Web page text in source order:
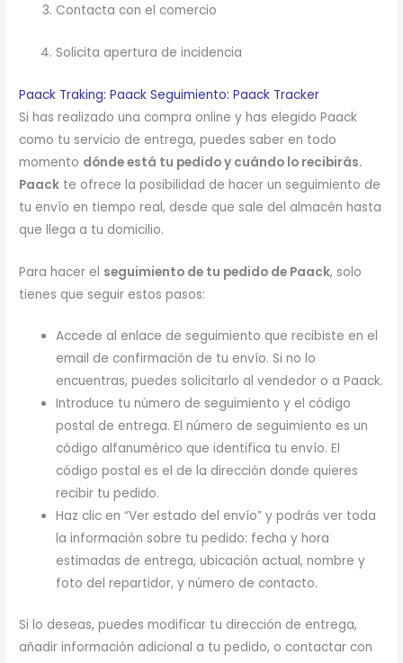
Contacta con el comercio
Solicita apertura de incidencia
Paack Traking: Paack Seguimiento: Paack Tracker
Si has realizado una compra online y has elegido Paack
como tu servicio de entrega, puedes saber en todo
momento dónde está tu pedido y cuándo lo recibirás.
Paack te ofrece la posibilidad de hacer un seguimiento de
tu envío en tiempo real, desde que sale del almacén hasta
que llega a tu domicilio.
Para hacer el seguimiento de tu pedido de Paack, solo
tienes que seguir estos pasos:
Accede al enlace de seguimiento que recibiste en el
email de confirmación de tu envío. Si no lo
encuentras, puedes solicitarlo al vendedor o a Paack.
Introduce tu número de seguimiento y el código
postal de entrega. El número de seguimiento es un
código alfanumérico que identifica tu envío. El
código postal es el de la dirección donde quieres
recibir tu pedido.
Haz clic en “Ver estado del envío” y podrás ver toda
la información sobre tu pedido: fecha y hora
estimadas de entrega, ubicación actual, nombre y
foto del repartidor, y número de contacto.
Si lo deseas, puedes modificar tu dirección de entrega,
añadir información adicional a tu pedido, o contactar con